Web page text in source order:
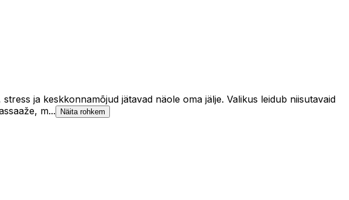
ja keskkonnamõjud jätavad näole oma jälje. Valikus leidub niisutavaid
m...
Näita rohkem